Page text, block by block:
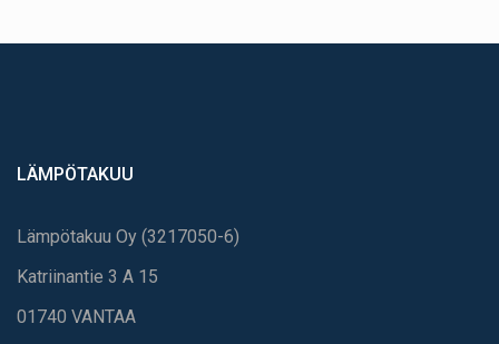
LÄMPÖTAKUU
Lämpötakuu Oy (3217050-6)
Katriinantie 3 A 15
01740 VANTAA